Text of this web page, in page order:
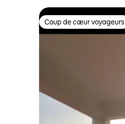
Coup de cœur voyageurs
Coup de cœur voyageurs